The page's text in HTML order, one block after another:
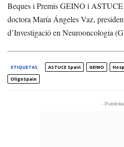
Beques i Premis GEINO i
doctora María Ángeles Vaz,
d’Investigació en Neurooncologia
ETIQUETAS ASTUCE Spain GEINO
OligoSpain
-